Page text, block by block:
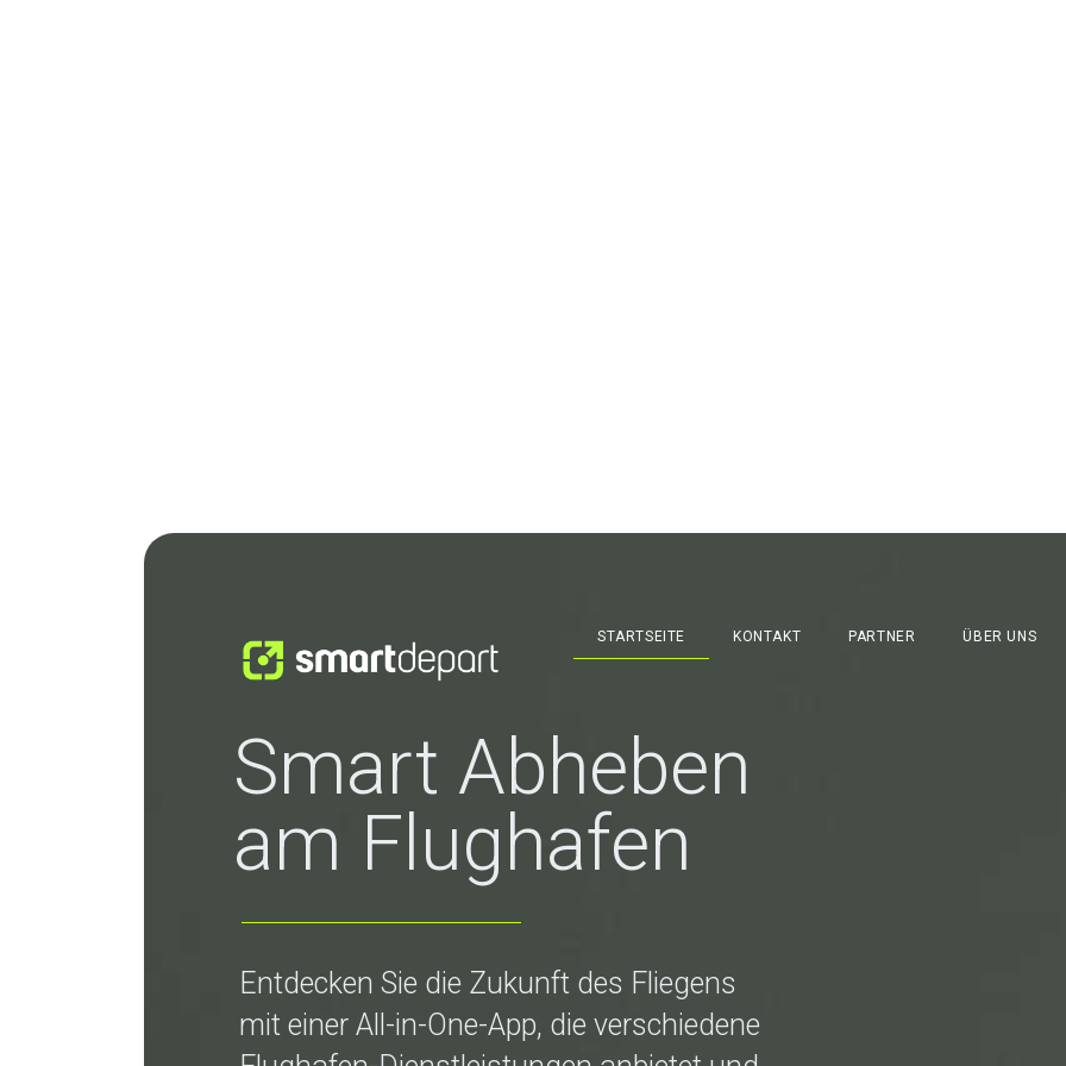
STARTSEITE KONTAKT PARTNER ÜBER UNS
Smart Abheben
am Flughafen
Entdecken Sie die Zukunft des Fliegens
mit einer All-in-One-App, die verschiedene